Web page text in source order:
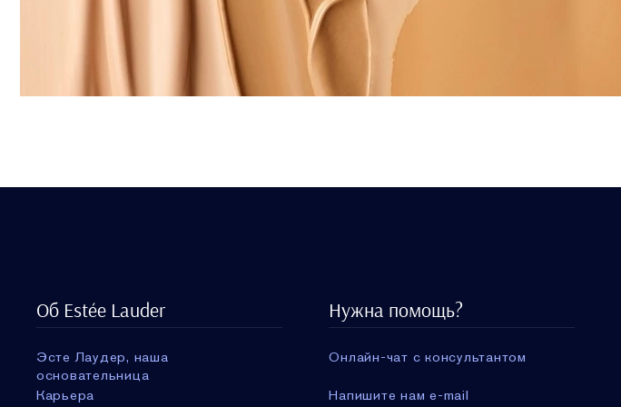
Об Estée Lauder
Эсте Лаудер, наша
основательница
Карьера
Нужна помощь?
Онлайн-чат с консультантом
Напишите нам e-mail